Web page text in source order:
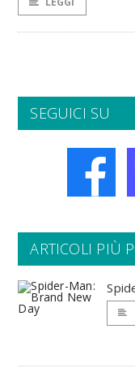
SEGUICI SU
ARTICOLI PIÙ